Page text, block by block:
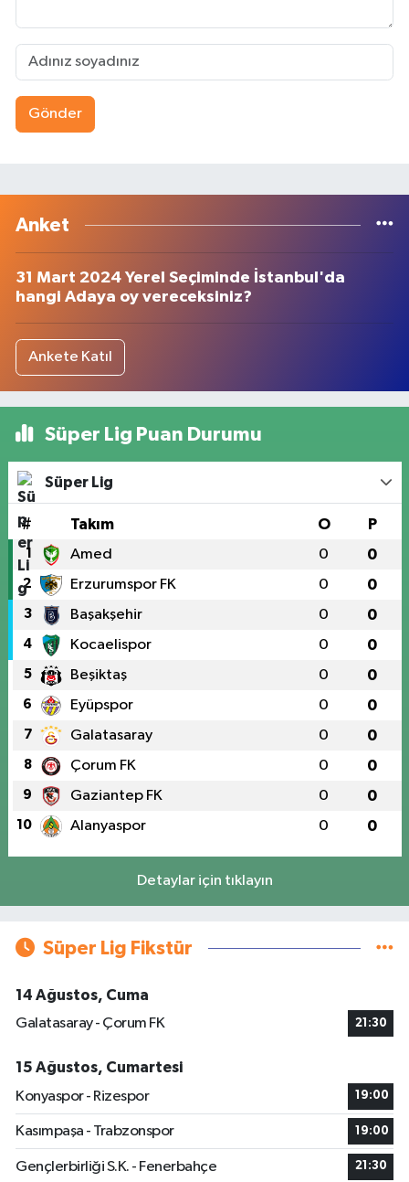
Gönder
Anket
31 Mart 2024 Yerel Seçiminde İstanbul'da
hangi Adaya oy vereceksiniz?
Ankete Katıl
Süper Lig Puan Durumu
Süper Lig
# Takım O P
1 Amed 0 0
2 Erzurumspor FK 0 0
3 Başakşehir 0 0
4 Kocaelispor 0 0
5 Beşiktaş 0 0
6 Eyüpspor 0 0
7 Galatasaray 0 0
8 Çorum FK 0 0
9 Gaziantep FK 0 0
10 Alanyaspor 0 0
Detaylar için tıklayın
Süper Lig Fikstür
14 Ağustos, Cuma
Galatasaray - Çorum FK
21:30
15 Ağustos, Cumartesi
Konyaspor - Rizespor
19:00
Kasımpaşa - Trabzonspor 19:00
Gençlerbirliği S.K. - Fenerbahçe 21:30